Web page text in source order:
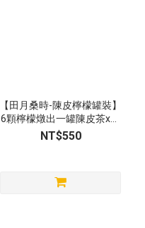
【田月桑時-陳皮檸檬罐裝】
6顆檸檬燉出一罐陳皮茶x無
咖啡因含翠綠檸檬果肉
NT$550